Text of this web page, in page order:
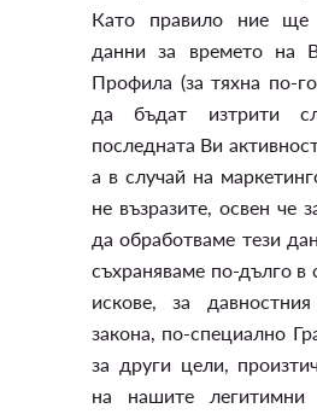
Като правило ние ще
данни за времето на
Профила (за тяхна по-
да бъдат изтрити
последната Ви
а в случай на
не възразите, освен че
да обработваме тези
съхраняваме по-дълго в
искове, за
закона, по-специално
за други цели,
на нашите легитимни